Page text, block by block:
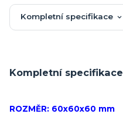
Kompletní specifikace
Kompletní specifikace
ROZMĚR: 60x60x60 mm